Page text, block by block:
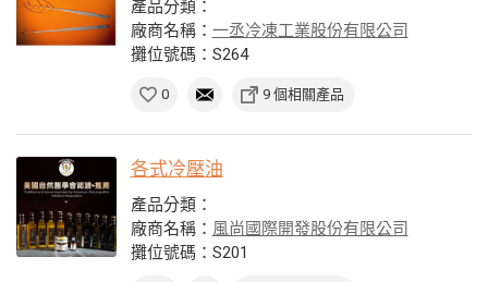
產品分類：
廠商名稱： 一丞冷凍工業股份有限公司
攤位號碼：S264
0 9 個相關產品
各式冷壓油
產品分類：
廠商名稱： 風尚國際開發股份有限公司
攤位號碼：S201